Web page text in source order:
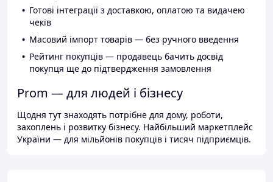
Готові інтеграції з доставкою, оплатою та видачею
чеків
Масовий імпорт товарів — без ручного введення
Рейтинг покупців — продавець бачить досвід
покупця ще до підтвердження замовлення
Prom — для людей і бізнесу
Щодня тут знаходять потрібне для дому, роботи,
захоплень і розвитку бізнесу. Найбільший маркетплейс
України — для мільйонів покупців і тисяч підприємців.